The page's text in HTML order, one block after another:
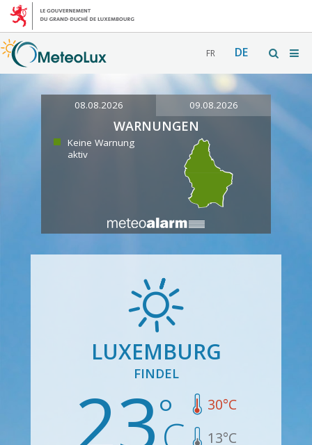
FR DE
08.08.2026 09.08.2026
WARNUNGEN
Keine Warnung
aktiv
LUXEMBURG
FINDEL
23 30°C
13°C